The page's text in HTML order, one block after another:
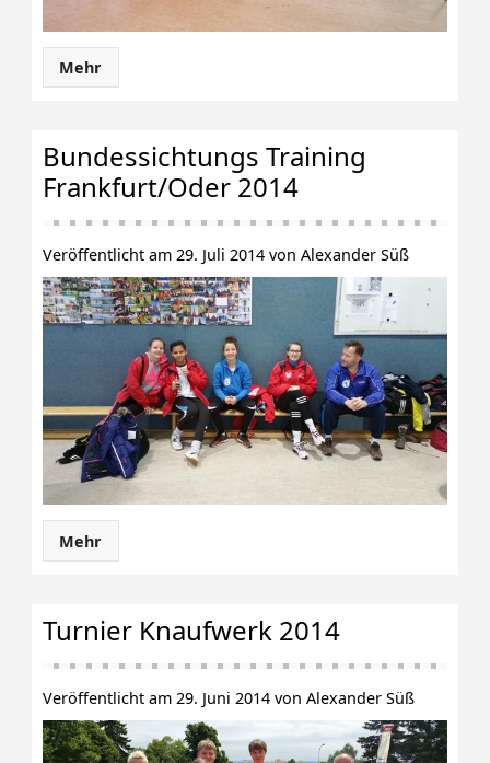
Mehr
Bundessichtungs Training
Frankfurt/Oder 2014
Veröffentlicht am 29. Juli 2014 von Alexander Süß
Mehr
Turnier Knaufwerk 2014
Veröffentlicht am 29. Juni 2014 von Alexander Süß